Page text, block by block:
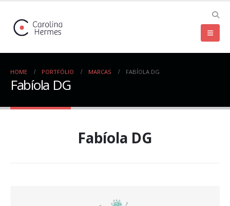
HOME PORTFÓLIO MARCAS FABÍOLA DG
Fabíola DG
Fabíola DG